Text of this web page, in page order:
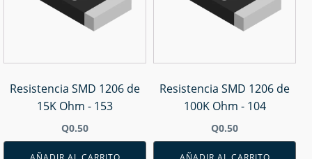
Resistencia SMD 1206 de
15K Ohm - 153
Q0.50
Resistencia SMD 1206 de
100K Ohm - 104
Q0.50